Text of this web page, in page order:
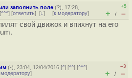
заполнить поле (?), 17:28,
^^^] [ответить] [↓] [к модератору]
+5
+ / –
свой движок и впихнут на его
(-), 23:04, 12/04/2016 [^] [^^] [^^^]
модератору]
–3
+ / –